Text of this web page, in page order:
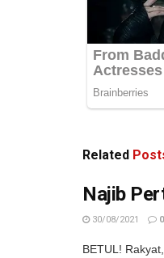
Related
Najib
30/08/2021 0
BETUL!